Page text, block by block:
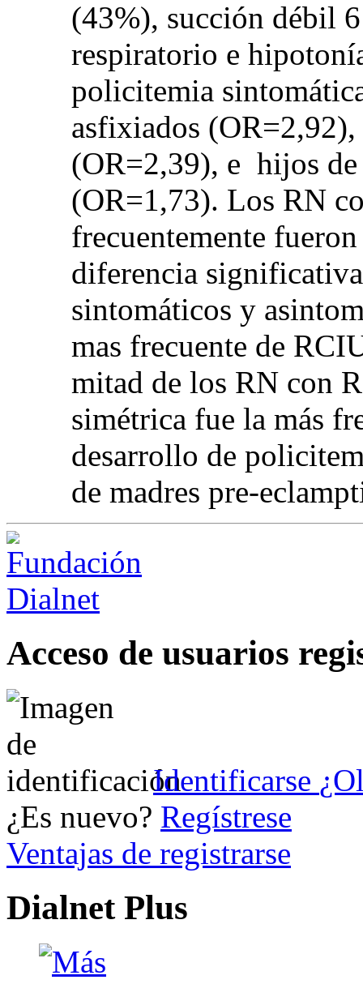
(43%), succión débil
respiratorio e
policitemia
asfixiados
(OR=2,39), e hijos de
(OR=1,73). Los RN
frecuentemente
diferencia
sintomáticos y
mas frecuente de
mitad de los RN con
simétrica fue la más
desarrollo de
de madres pre-
Acceso de usuarios
Identificarse
¿Es nuevo? Regístrese
Ventajas de registrarse
Dialnet Plus